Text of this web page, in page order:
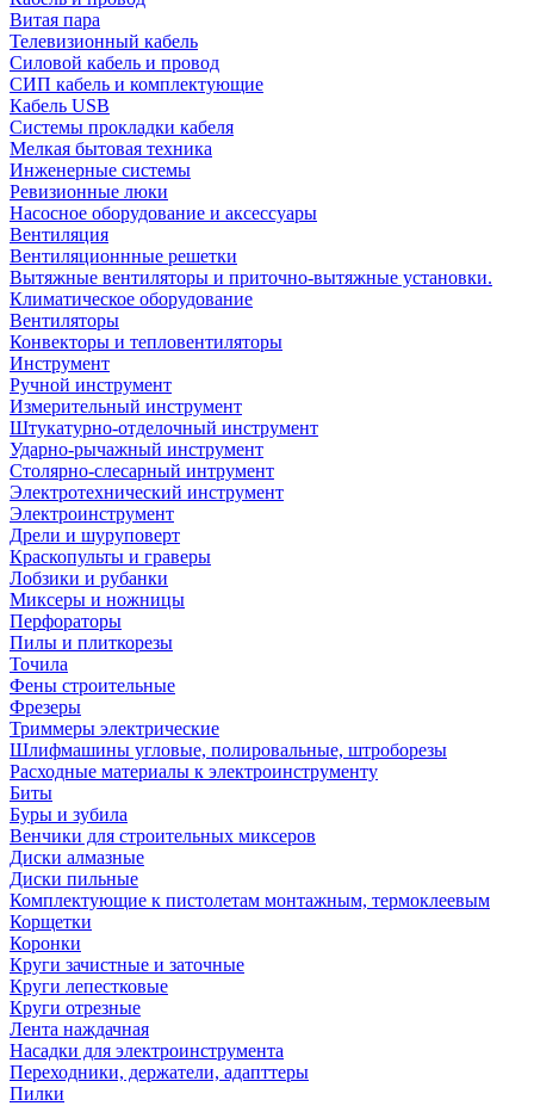
Витая пара
Телевизионный кабель
Силовой кабель и провод
СИП кабель и комплектующие
Кабель USB
Системы прокладки кабеля
Мелкая бытовая техника
Инженерные системы
Ревизионные люки
Насосное оборудование и аксессуары
Вентиляция
Вентиляционнные решетки
Вытяжные вентиляторы и приточно-вытяжные установки.
Климатическое оборудование
Вентиляторы
Конвекторы и тепловентиляторы
Инструмент
Ручной инструмент
Измерительный инструмент
Штукатурно-отделочный инструмент
Ударно-рычажный инструмент
Столярно-слесарный интрумент
Электротехнический инструмент
Электроинструмент
Дрели и шуруповерт
Краскопульты и граверы
Лобзики и рубанки
Миксеры и ножницы
Перфораторы
Пилы и плиткорезы
Точила
Фены строительные
Фрезеры
Триммеры электрические
Шлифмашины угловые, полировальные, штроборезы
Расходные материалы к электроинструменту
Биты
Буры и зубила
Венчики для строительных миксеров
Диски алмазные
Диски пильные
Комплектующие к пистолетам монтажным, термоклеевым
Корщетки
Коронки
Круги зачистные и заточные
Круги лепестковые
Круги отрезные
Лента наждачная
Насадки для электроинструмента
Переходники, держатели, адапттеры
Пилки